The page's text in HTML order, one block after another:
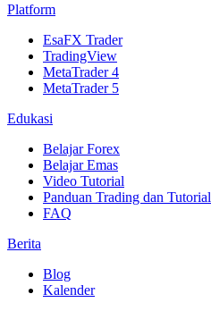
Platform
EsaFX Trader
TradingView
MetaTrader 4
MetaTrader 5
Edukasi
Belajar Forex
Belajar Emas
Video Tutorial
Panduan Trading dan Tutorial
FAQ
Berita
Blog
Kalender